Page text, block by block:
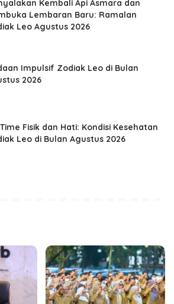
Kembali Api Asmara dan
Lembaran Baru: Ramalan
Leo Agustus 2026
Impulsif Zodiak Leo di Bulan
2026
Fisik dan Hati: Kondisi Kesehatan
Leo di Bulan Agustus 2026